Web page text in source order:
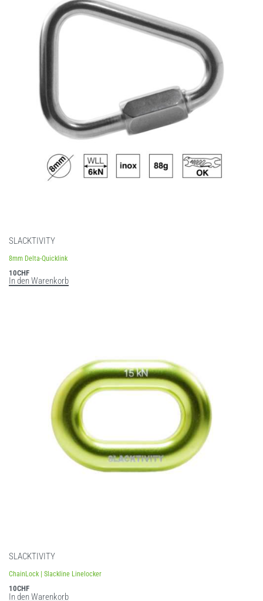
SLACKTIVITY
8mm Delta-Quicklink
10CHF
In den Warenkorb
SLACKTIVITY
ChainLock | Slackline Linelocker
10CHF
In den Warenkorb